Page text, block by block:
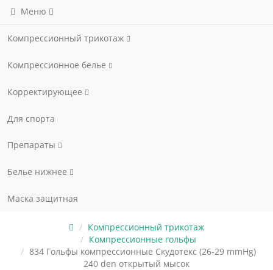
Меню
Компрессионный трикотаж
Компрессионное белье
Корректирующее
Для спорта
Препараты
Белье нижнее
Маска защитная
Компрессионный трикотаж
Компрессионные гольфы
834 Гольфы компрессионные Скудотекс (26-29 mmHg)
240 den открытый мысок